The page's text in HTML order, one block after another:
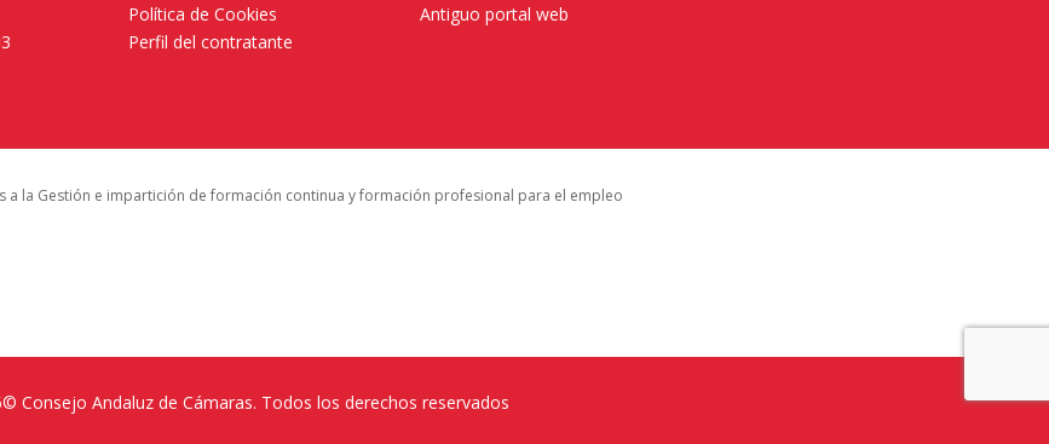
Política de Cookies
Perfil del contratante
Antiguo portal web
a la Gestión e impartición de formación continua y formación profesional para el empleo
Consejo Andaluz de Cámaras. Todos los derechos reservados